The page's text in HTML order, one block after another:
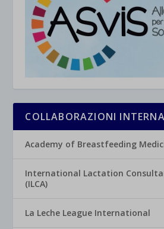
COLLABORAZIONI
Academy of Breastfeeding
International Lactation
(ILCA)
La Leche League International